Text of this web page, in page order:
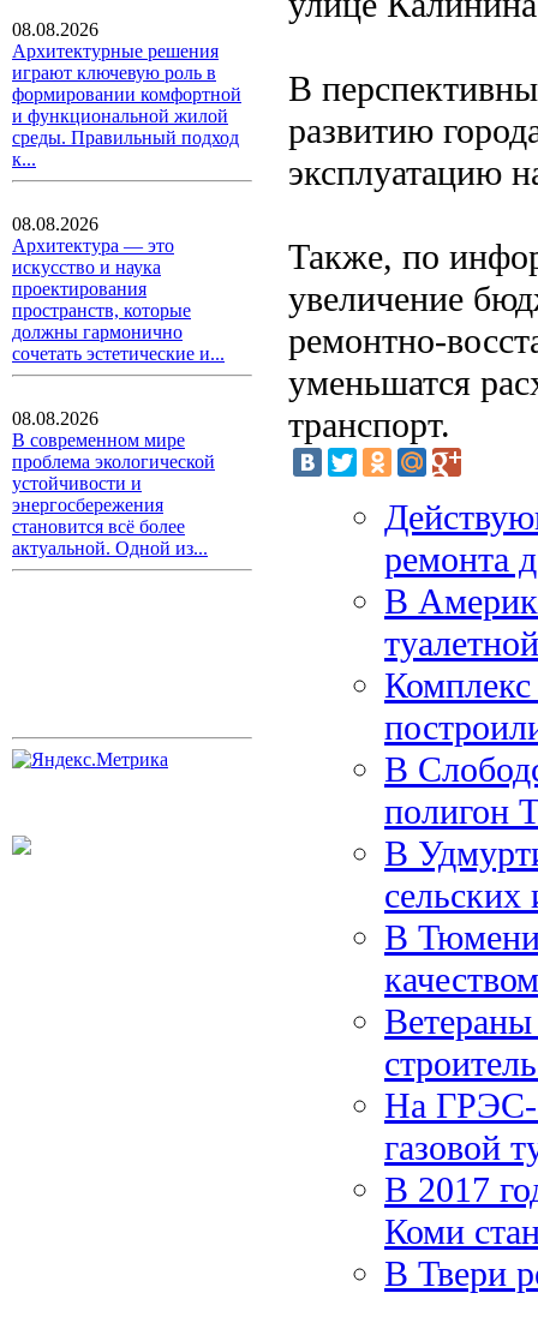
08.08.2026
Архитектурные решения
играют ключевую роль в
формировании комфортной
и функциональной жилой
среды. Правильный подход
к...
08.08.2026
Архитектура — это
искусство и наука
проектирования
пространств, которые
должны гармонично
сочетать эстетические и...
08.08.2026
В современном мире
проблема экологической
устойчивости и
энергосбережения
становится всё более
актуальной. Одной из...
В
развитию
эксплуатацию
Также, по
увеличение
ремонтно-
уменьшатся
транспорт.
ремонта
В
В
полигон
В
сельских
В Тюмени
На ГРЭС-
газовой
В 2017
Коми
В Твери